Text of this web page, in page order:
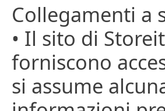
Collegamenti a
• Il sito di
forniscono
si assume